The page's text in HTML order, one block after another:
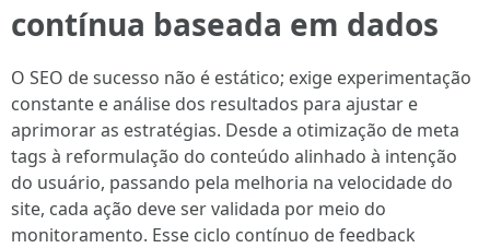
contínua baseada em dados
O SEO de sucesso não é estático; exige experimentação
constante e análise dos resultados para ajustar e
aprimorar as estratégias. Desde a otimização de meta
tags à reformulação do conteúdo alinhado à intenção
do usuário, passando pela melhoria na velocidade do
site, cada ação deve ser validada por meio do
monitoramento. Esse ciclo contínuo de feedback